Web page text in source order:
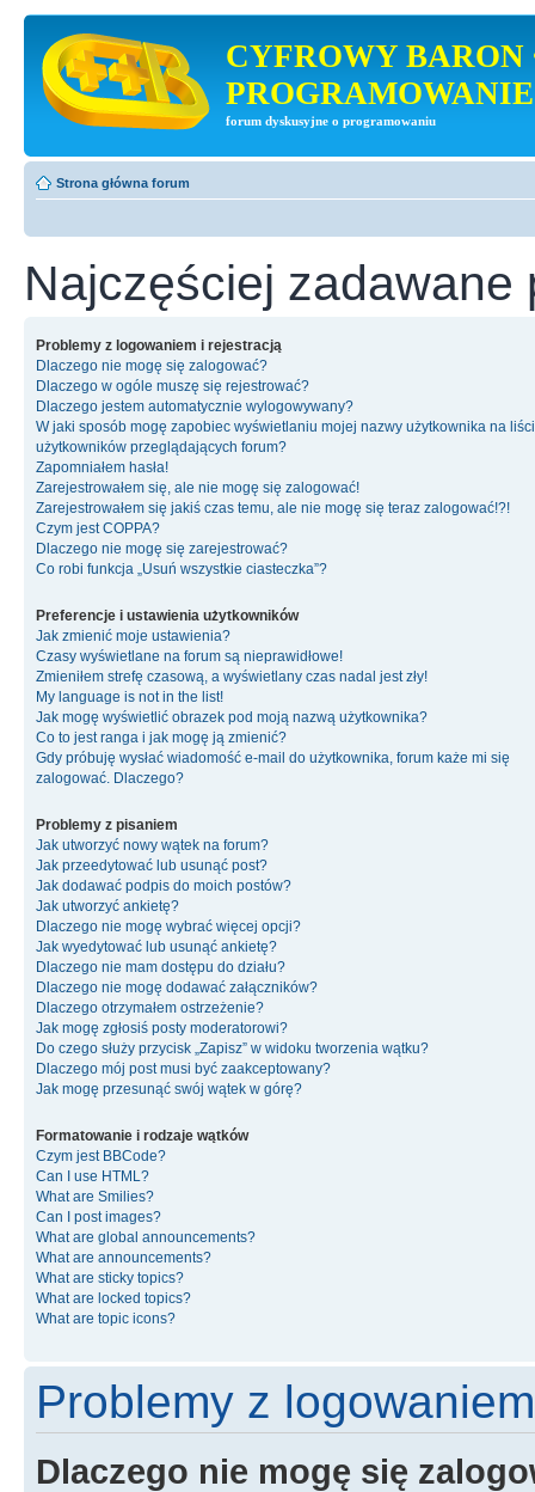
CYFROWY BARON
PROGRAMOWANIE
forum dyskusyjne o programowaniu
Strona główna forum
Najczęściej zadawane
Problemy z logowaniem i rejestracją
Dlaczego nie mogę się zalogować?
Dlaczego w ogóle muszę się rejestrować?
Dlaczego jestem automatycznie wylogowywany?
W jaki sposób mogę zapobiec wyświetlaniu mojej nazwy użytkownika na
użytkowników przeglądających forum?
Zapomniałem hasła!
Zarejestrowałem się, ale nie mogę się zalogować!
Zarejestrowałem się jakiś czas temu, ale nie mogę się teraz zalogować!?!
Czym jest COPPA?
Dlaczego nie mogę się zarejestrować?
Co robi funkcja „Usuń wszystkie ciasteczka”?
Preferencje i ustawienia użytkowników
Jak zmienić moje ustawienia?
Czasy wyświetlane na forum są nieprawidłowe!
Zmieniłem strefę czasową, a wyświetlany czas nadal jest zły!
My language is not in the list!
Jak mogę wyświetlić obrazek pod moją nazwą użytkownika?
Co to jest ranga i jak mogę ją zmienić?
Gdy próbuję wysłać wiadomość e-mail do użytkownika, forum każe mi się
zalogować. Dlaczego?
Problemy z pisaniem
Jak utworzyć nowy wątek na forum?
Jak przeedytować lub usunąć post?
Jak dodawać podpis do moich postów?
Jak utworzyć ankietę?
Dlaczego nie mogę wybrać więcej opcji?
Jak wyedytować lub usunąć ankietę?
Dlaczego nie mam dostępu do działu?
Dlaczego nie mogę dodawać załączników?
Dlaczego otrzymałem ostrzeżenie?
Jak mogę zgłosiś posty moderatorowi?
Do czego służy przycisk „Zapisz” w widoku tworzenia wątku?
Dlaczego mój post musi być zaakceptowany?
Jak mogę przesunąć swój wątek w górę?
Formatowanie i rodzaje wątków
Czym jest BBCode?
Can I use HTML?
What are Smilies?
Can I post images?
What are global announcements?
What are announcements?
What are sticky topics?
What are locked topics?
What are topic icons?
Problemy z
Dlaczego nie mogę się